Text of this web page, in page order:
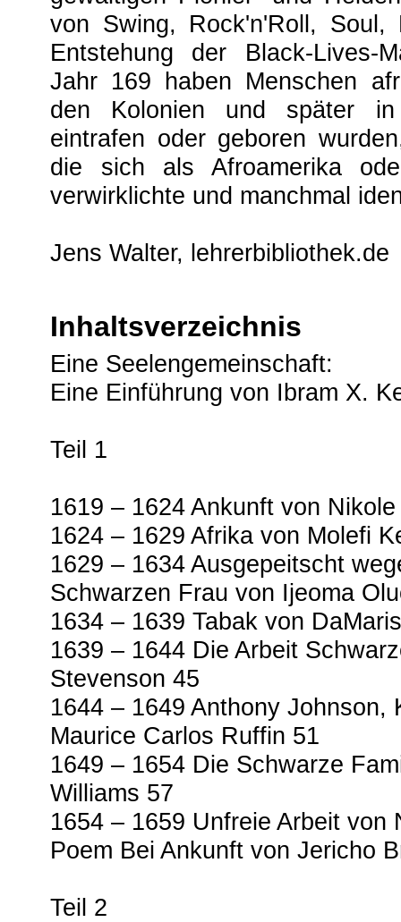
von Swing, Rock'n'Roll,
Entstehung der Black-Lives-
Jahr 169 haben Menschen
den Kolonien und später
eintrafen oder geboren
die sich als Afroamerika
verwirklichte und manchmal
Jens Walter, lehrerbibliothek.de
Inhaltsverzeichnis
Eine Seelengemeinschaft:
Eine Einführung von Ibram X.
Teil 1
1619 – 1624 Ankunft von
1624 – 1629 Afrika von Molefi
1629 – 1634 Ausgepeitscht
Schwarzen Frau von Ijeoma
1634 – 1639 Tabak von
1639 – 1644 Die Arbeit
Stevenson 45
1644 – 1649 Anthony Johnson,
Maurice Carlos Ruffin 51
1649 – 1654 Die Schwarze
Williams 57
1654 – 1659 Unfreie Arbeit von
Poem Bei Ankunft von Jericho
Teil 2